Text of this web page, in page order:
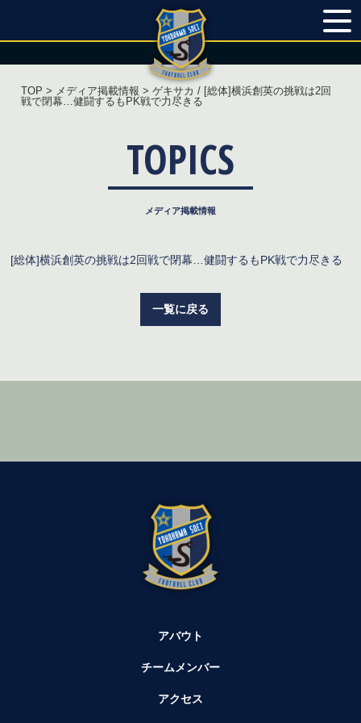
TOP > メディア掲載情報 > ゲキサカ / [総体]横浜創英の挑戦は2回
戦で閉幕…健闘するもPK戦で力尽きる
TOPICS
[総体]横浜創英の挑戦は2回戦で閉幕…健闘するもPK戦で力尽きる
一覧に戻る
アバウト
チームメンバー
アクセス